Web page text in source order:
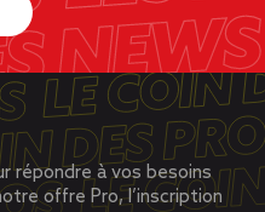
répondre à vos besoins
offre Pro, l’inscription